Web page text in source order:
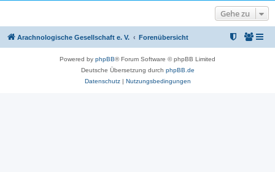
Gehe zu
Arachnologische Gesellschaft e. V. Forenübersicht
Powered by phpBB® Forum Software © phpBB Limited
Deutsche Übersetzung durch phpBB.de
Datenschutz| Nutzungsbedingungen